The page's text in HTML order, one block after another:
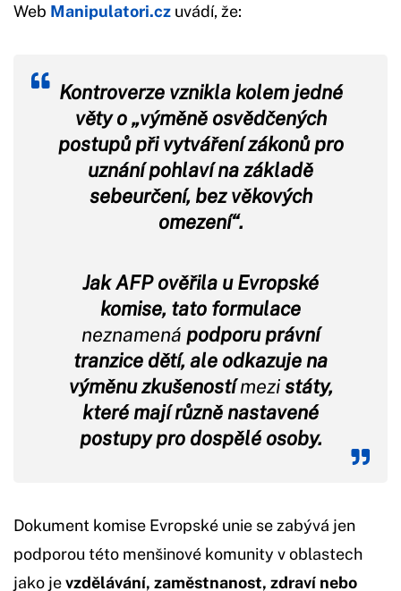
Web Manipulatori.cz uvádí, že:
Kontroverze vznikla kolem jedné
věty o „výměně osvědčených
postupů při vytváření zákonů pro
uznání pohlaví na základě
sebeurčení, bez věkových
omezení“.
Jak AFP ověřila u Evropské
komise, tato formulace
neznamená podporu právní
tranzice dětí, ale odkazuje na
výměnu zkušenostímezistáty,
které mají různě nastavené
postupy pro dospělé osoby.
Dokument komise Evropské unie se zabývá jen
podporou této menšinové komunity v oblastech
jako jevzdělávání, zaměstnanost, zdraví nebo